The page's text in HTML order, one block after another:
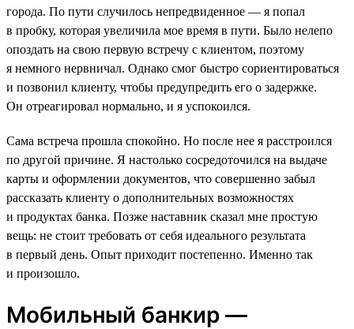
города. По пути случилось непредвиденное — я попал
в пробку, которая увеличила мое время в пути. Было нелепо
опоздать на свою первую встречу с клиентом, поэтому
я немного нервничал. Однако смог быстро сориентироваться
и позвонил клиенту, чтобы предупредить его о задержке.
Он отреагировал нормально, и я успокоился.
Сама встреча прошла спокойно. Но после нее я расстроился
по другой причине. Я настолько сосредоточился на выдаче
карты и оформлении документов, что совершенно забыл
рассказать клиенту о дополнительных возможностях
и продуктах банка. Позже наставник сказал мне простую
вещь: не стоит требовать от себя идеального результата
в первый день. Опыт приходит постепенно. Именно так
и произошло.
Мобильный банкир —